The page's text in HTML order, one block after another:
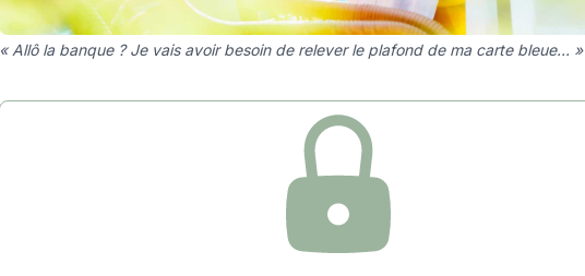
« Allô la banque ? Je vais avoir besoin de relever le plafond de ma carte bleue... »